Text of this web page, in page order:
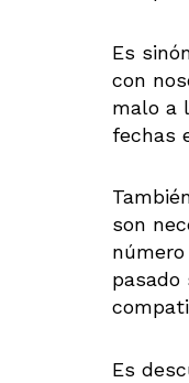
Es
con
malo a
fechas
son
pasado
Es